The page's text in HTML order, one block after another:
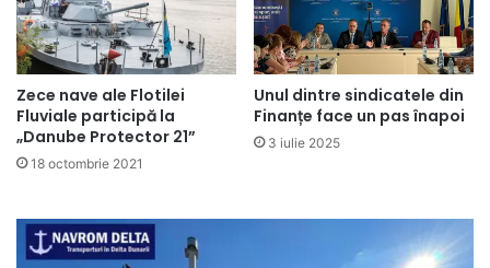
Zece nave ale Flotilei
Fluviale participă la
„Danube Protector 21”
18 octombrie 2021
Unul dintre sindicatele din
Finanțe face un pas înapoi
3 iulie 2025